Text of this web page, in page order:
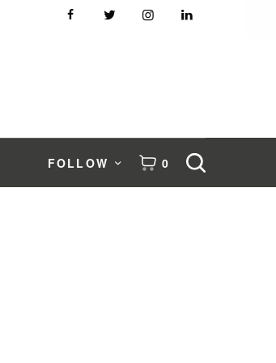
FOLLOW 0